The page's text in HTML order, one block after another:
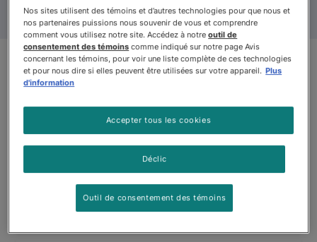
Puppy Chowᴹᴰ Complète Faite
avec du Vrai Poulet Nourriture
pour Chiots
$9.98
En stock
(2212)
Nos sites utilisent des témoins et d’autres technologies pour que nous et
nos partenaires puissions nous souvenir de vous et comprendre
comment vous utilisez notre site. Accédez à notreoutil de
consentement des témoins comme indiqué sur notre page Avis
concernant les témoins, pour voir une liste complète de ces technologies
et pour nous dire si elles peuvent être utilisées sur votre appareil. Plus
d'information
Déclic
Accepter tous les cookies
Outil de consentement des témoins